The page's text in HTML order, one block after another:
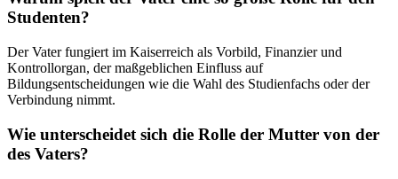
Studenten?
Der Vater fungiert im Kaiserreich als Vorbild, Finanzier und
Kontrollorgan, der maßgeblichen Einfluss auf
Bildungsentscheidungen wie die Wahl des Studienfachs oder der
Verbindung nimmt.
Wie unterscheidet sich die Rolle der Mutter von der
des Vaters?